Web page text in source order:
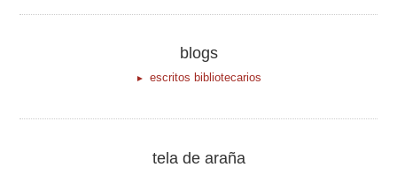
blogs
escritos bibliotecarios
tela de araña